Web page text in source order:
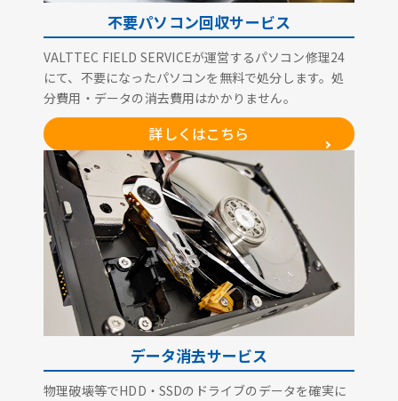
不要パソコン回収サービス
VALTTEC FIELD SERVICEが運営するパソコン修理24
にて、不要になったパソコンを無料で処分します。処
分費用・データの消去費用はかかりません。
詳しくはこちら
データ消去サービス
物理破壊等でHDD・SSDのドライブのデータを確実に